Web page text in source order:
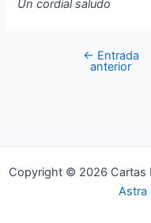
Un cordial saludo
Navegación
← Entrada
anterior
Copyright © 2026 Cartas
Astra